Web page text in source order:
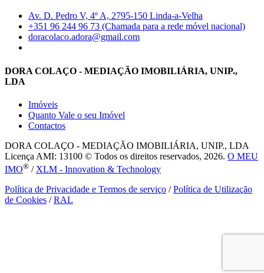
Av. D. Pedro V, 4º A, 2795-150 Linda-a-Velha
+351 96 244 96 73 (Chamada para a rede móvel nacional)
doracolaco.adora@gmail.com
DORA COLAÇO - MEDIAÇÃO IMOBILIÁRIA, UNIP.,
LDA
Imóveis
Quanto Vale o seu Imóvel
Contactos
DORA COLAÇO - MEDIAÇÃO IMOBILIÁRIA, UNIP., LDA
Licença AMI: 13100 © Todos os direitos reservados, 2026. O MEU
IMO® / XLM - Innovation & Technology
Política de Privacidade e Termos de serviço /Política de Utilização
de Cookies /RAL